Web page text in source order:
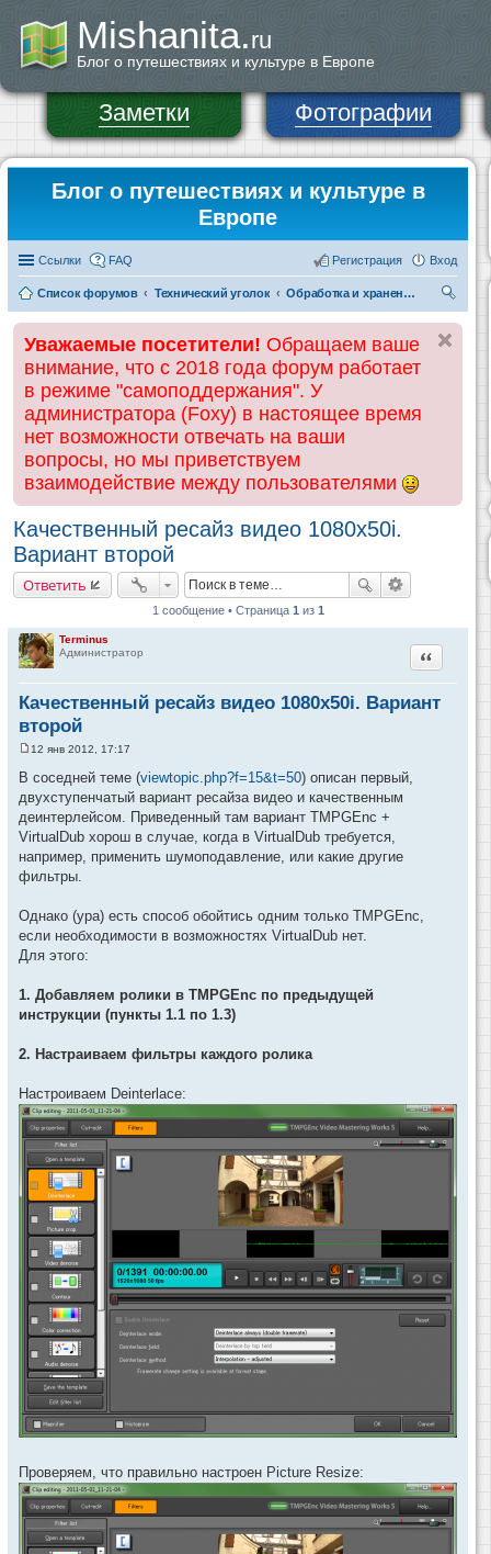
Mishanita.ru
Блог о путешествиях и культуре в Европе
Заметки Фотографии
Блог о путешествиях и культуре в
Европе
Ссылки FAQ Вход
Регистрация
Список форумов Технический уголок
Обработка и хранение фото и видеоматериалов
ск
Уважаемые посетители! Обращаем ваше
внимание, что с 2018 года форум работает
в режиме "самоподдержания". У
администратора (Foxy) в настоящее время
нет возможности отвечать на ваши
вопросы, но мы приветствуем
взаимодействие между пользователями
Качественный ресайз видео 1080x50i.
Вариант второй
Ответить
1 сообщение • Страница 1 из 1
Terminus
Администратор
Качественный ресайз видео 1080x50i. Вариант
второй
Цитата
о
б
е
н
е
12 янв 2012, 17:17
В соседней теме (viewtopic.php?f=15&t=50) описан первый,
двухступенчатый вариант ресайза видео и качественным
деинтерлейсом. Приведенный там вариант TMPGEnc +
VirtualDub хорош в случае, когда в VirtualDub требуется,
например, применить шумоподавление, или какие другие
фильтры.
Однако (ура) есть способ обойтись одним только TMPGEnc,
если необходимости в возможностях VirtualDub нет.
Для этого:
1. Добавляем ролики в TMPGEnc по предыдущей
инструкции (пункты 1.1 по 1.3)
2. Настраиваем фильтры каждого ролика
Настроиваем Deinterlace:
Проверяем, что правильно настроен Picture Resize: